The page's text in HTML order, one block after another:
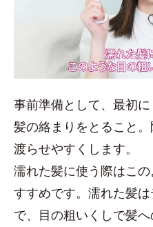
事前準備として、最初
髪の絡まりをとること
渡らせやすくします。
濡れた髪に使う際はこ
すすめです。濡れた髪
で、目の粗いくしで髪